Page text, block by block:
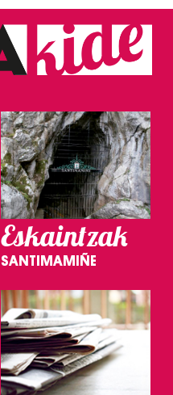
Eskaintzak
SANTIMAMIÑE